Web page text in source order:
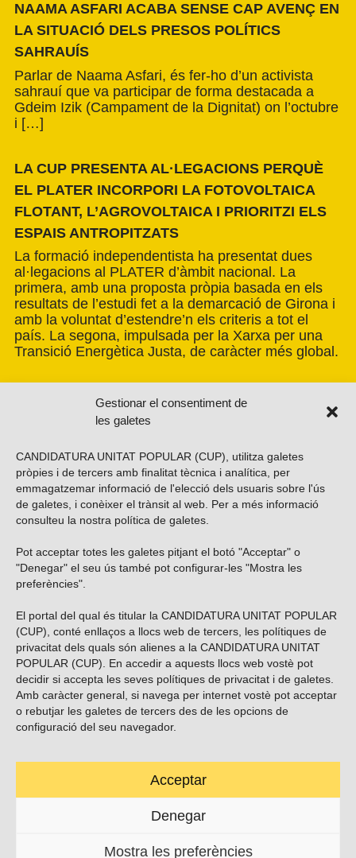
Gestionar el consentiment de
les galetes
CANDIDATURA UNITAT POPULAR (CUP), utilitza galetes
pròpies i de tercers amb finalitat tècnica i analítica, per
emmagatzemar informació de l'elecció dels usuaris sobre l'ús
de galetes, i conèixer el trànsit al web. Per a més informació
consulteu la nostra política de galetes
Pot acceptar totes les galetes pitjant el botó "Acceptar" o
"Denegar" el seu ús també pot configurar-les "Mostra les
preferències".
El portal del qual és titular la CANDIDATURA UNITAT POPULAR
(CUP), conté enllaços a llocs web de tercers, les polítiques de
privacitat dels quals són alienes a la CANDIDATURA UNITAT
POPULAR (CUP). En accedir a aquests llocs web vostè pot
decidir si accepta les seves polítiques de privacitat i de galetes.
Amb caràcter general, si navega per internet vostè pot acceptar
o rebutjar les galetes de tercers des de les opcions de
configuració del seu navegador.
Acceptar
Denegar
Mostra les preferències
NAAMA ASFARI ACABA SENSE CAP AVENÇ EN
LA SITUACIÓ DELS PRESOS POLÍTICS
SAHRAUÍS
Parlar de Naama Asfari, és fer-ho d’un activista
sahrauí que va participar de forma destacada a
Gdeim Izik (Campament de la Dignitat) on l’octubre
i […]
LA CUP PRESENTA AL·LEGACIONS PERQUÈ
EL PLATER INCORPORI LA FOTOVOLTAICA
FLOTANT, L’AGROVOLTAICA I PRIORITZI ELS
ESPAIS ANTROPITZATS
La formació independentista ha presentat dues
al·legacions al PLATER d’àmbit nacional. La
primera, amb una proposta pròpia basada en els
resultats de l’estudi fet a la demarcació de Girona i
amb la voluntat d’estendre’n els criteris a tot el
país. La segona, impulsada per la Xarxa per una
Transició Energètica Justa, de caràcter més global.
Vols subscriure’t al nostre butlletí?
ENVIAR
Troba’ns a les xarxes socials
Carrer Casp 180 (baixos), Barcelona.
contacte@cup.cat